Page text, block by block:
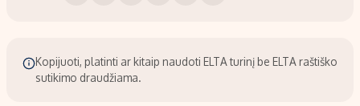
Kopijuoti, platinti ar kitaip naudoti ELTA turinį be ELTA raštiško
sutikimo draudžiama.